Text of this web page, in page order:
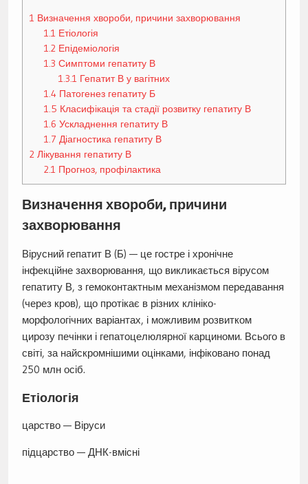
1 Визначення хвороби, причини захворювання
1.1 Етіологія
1.2 Епідеміологія
1.3 Симптоми гепатиту В
1.3.1 Гепатит В у вагітних
1.4 Патогенез гепатиту Б
1.5 Класифікація та стадії розвитку гепатиту В
1.6 Ускладнення гепатиту В
1.7 Діагностика гепатиту В
2Лікування гепатиту В
2.1 Прогноз, профілактика
Визначення хвороби, причини
захворювання
Вірусний гепатит В (Б) — це гостре і хронічне
інфекційне захворювання, що викликається вірусом
гепатиту В, з гемоконтактным механізмом передавання
(через кров), що протікає в різних клініко-
морфологічних варіантах, і можливим розвитком
цирозу печінки і гепатоцелюлярної карциноми. Всього в
світі, за найскромнішими оцінками, інфіковано понад
250 млн осіб.
Етіологія
царство — Віруси
підцарство — ДНК-вмісні